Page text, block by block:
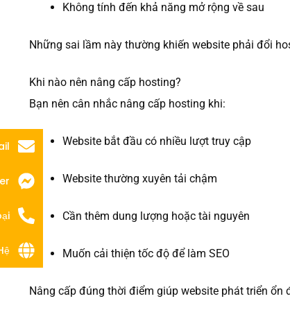
Không tính đến khả năng mở rộng về sau
Những sai lầm này thường khiến website phải đổi
Khi nào nên nâng cấp hosting?
Bạn nên cân nhắc nâng cấp hosting khi:
Website bắt đầu có nhiều lượt truy cập
Website thường xuyên tải chậm
Cần thêm dung lượng hoặc tài nguyên
Muốn cải thiện tốc độ để làm SEO
Nâng cấp đúng thời điểm giúp website phát triển ổn